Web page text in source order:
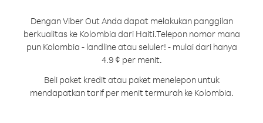
Dengan Viber Out Anda dapat melakukan panggilan
berkualitas ke Kolombia dari Haiti.Telepon nomor mana
pun Kolombia - landline atau seluler! - mulai dari hanya
4.9 ¢ per menit.
Beli paket kredit atau paket menelepon untuk
mendapatkan tarif per menit termurah ke Kolombia.